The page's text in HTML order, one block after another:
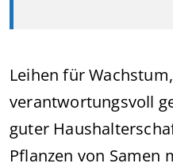
Leihen für
verantwortungsvoll
guter
Pflanzen von Samen